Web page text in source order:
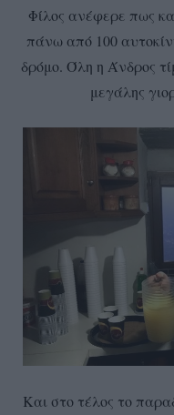
Φίλος ανέφερε πως
πάνω από 100
δρόμο. Όλη η Άνδρος
μεγάλης
Και στο τέλος το